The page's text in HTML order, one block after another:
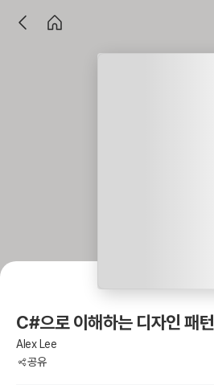
C#으로 이해하는 디자인 패턴
Alex Lee
공유